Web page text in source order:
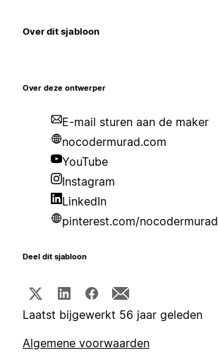
Over dit sjabloon
Over deze ontwerper
E-mail sturen aan de maker
nocodermurad.com
YouTube
Instagram
LinkedIn
pinterest.com/nocodermurad
Deel dit sjabloon
Laatst bijgewerkt 56 jaar geleden
Algemene voorwaarden